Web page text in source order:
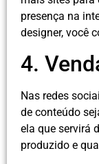
presença na
designer, você
4.
Nas redes
de conteúdo
ela que servirá
produzido e